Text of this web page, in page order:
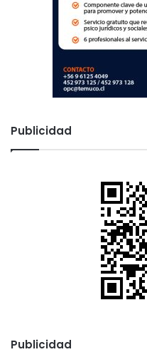
Publicidad
Publicidad